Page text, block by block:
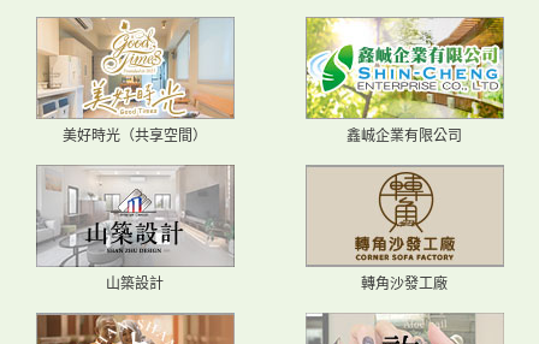
美好時光（共享空間） 鑫峸企業有限公司
山築設計 轉角沙發工廠